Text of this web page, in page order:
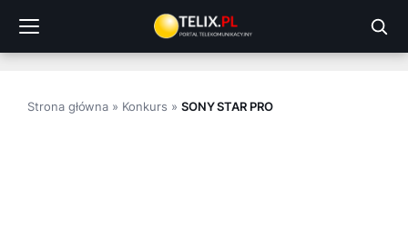
treści
Strona główna » Konkurs » SONY STAR PRO